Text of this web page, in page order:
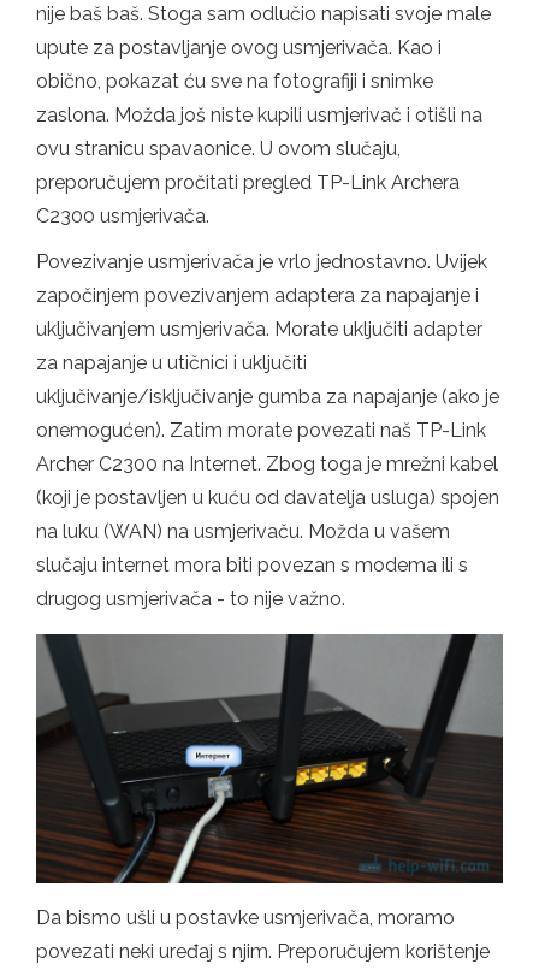
nije baš baš. Stoga sam odlučio napisati svoje male
upute za postavljanje ovog usmjerivača. Kao i
obično, pokazat ću sve na fotografiji i snimke
zaslona. Možda još niste kupili usmjerivač i otišli na
ovu stranicu spavaonice. U ovom slučaju,
preporučujem pročitati pregled TP-Link Archera
C2300 usmjerivača.
Povezivanje usmjerivača je vrlo jednostavno. Uvijek
započinjem povezivanjem adaptera za napajanje i
uključivanjem usmjerivača. Morate uključiti adapter
za napajanje u utičnici i uključiti
uključivanje/isključivanje gumba za napajanje (ako je
onemogućen). Zatim morate povezati naš TP-Link
Archer C2300 na Internet. Zbog toga je mrežni kabel
(koji je postavljen u kuću od davatelja usluga) spojen
na luku (WAN) na usmjerivaču. Možda u vašem
slučaju internet mora biti povezan s modema ili s
drugog usmjerivača - to nije važno.
Da bismo ušli u postavke usmjerivača, moramo
povezati neki uređaj s njim. Preporučujem korištenje